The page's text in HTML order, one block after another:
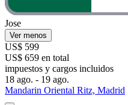
Jose
Ver menos
US$ 599
US$ 659 en total
impuestos y cargos incluidos
18 ago. - 19 ago.
Mandarin Oriental Ritz, Madrid